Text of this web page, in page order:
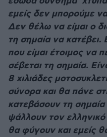
εμείς δεν μπορούμε
Δεν θέλω να είμαι ο
τη σημαία να
που είμαι έτοιμος να
σέβεται τη σημαία.
8 χιλιάδες
σύνορα και θα πάνε
κατεβάσουν τη
ψάλλουν τον
θα φύγουν και εμείς